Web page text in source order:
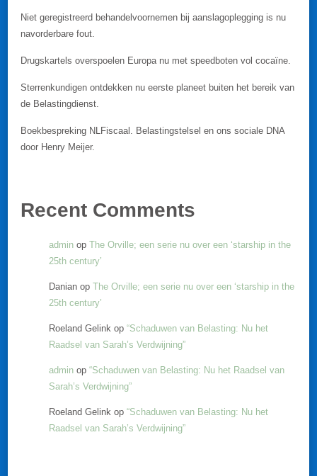
Niet geregistreerd behandelvoornemen bij aanslagoplegging is nu
navorderbare fout.
Drugskartels overspoelen Europa nu met speedboten vol cocaïne.
Sterrenkundigen ontdekken nu eerste planeet buiten het bereik van
de Belastingdienst.
Boekbespreking NLFiscaal. Belastingstelsel en ons sociale DNA
door Henry Meijer.
Recent Comments
admin op The Orville; een serie nu over een ‘starship in the
25th century’
Danian op The Orville; een serie nu over een ‘starship in the
25th century’
Roeland Gelink op “Schaduwen van Belasting: Nu het
Raadsel van Sarah’s Verdwijning”
admin op “Schaduwen van Belasting: Nu het Raadsel van
Sarah’s Verdwijning”
Roeland Gelink op “Schaduwen van Belasting: Nu het
Raadsel van Sarah’s Verdwijning”